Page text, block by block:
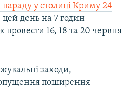
у столиці Криму 24
цей день на 7 годин
16, 18 та 20 червня
заходи,
поширення